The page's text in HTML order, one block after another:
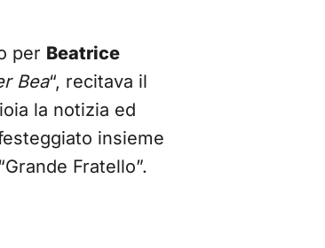
per Beatrice
Bea“, recitava il
la notizia ed
insieme
Fratello”.